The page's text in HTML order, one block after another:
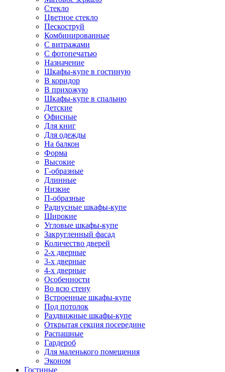
Стекло
Цветное стекло
Пескоструй
Комбинированные
С витражами
С фотопечатью
Назначение
Шкафы-купе в гостиную
В коридор
В прихожую
Шкафы-купе в спальню
Детские
Офисные
Для книг
Для одежды
На балкон
Форма
Высокие
Г-образные
Длинные
Низкие
П-образные
Радиусные шкафы-купе
Широкие
Угловые шкафы-купе
Закругленный фасад
Количество дверей
2-х дверные
3-х дверные
4-х дверные
Особенности
Во всю стену
Встроенные шкафы-купе
Под потолок
Раздвижные шкафы-купе
Открытая секция посередине
Распашные
Гардероб
Для маленького помещения
Эконом
Гостиные